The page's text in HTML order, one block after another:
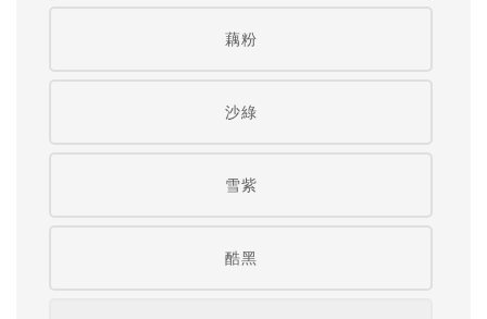
藕粉
沙綠
雪紫
酷黑